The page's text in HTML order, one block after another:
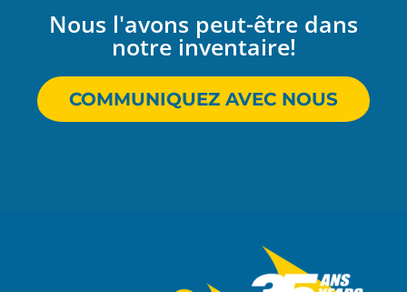
Nous l'avons peut-être dans
notre inventaire!
COMMUNIQUEZ AVEC NOUS